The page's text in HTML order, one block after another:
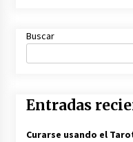
Buscar
Entradas
Curarse usando el